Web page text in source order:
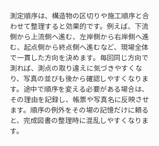
測定順序は、構造物の区切りや施工順序と合
わせて整理すると効果的です。例えば、下流
側から上流側へ進む、左岸側から右岸側へ進
む、起点側から終点側へ進むなど、現場全体
で一貫した方向を決めます。毎回同じ方向で
測れば、測点の取り違えに気づきやすくな
り、写真の並びも後から確認しやすくなりま
す。途中で順序を変える必要がある場合は、
その理由を記録し、帳票や写真名に反映させ
ます。順序の例外をその場の記憶だけに頼る
と、完成図書の整理時に混乱しやすくなりま
す。